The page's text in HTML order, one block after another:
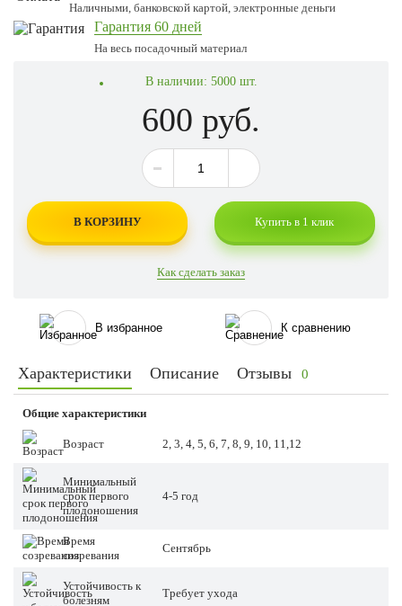
Наличными, банковской картой, электронные деньги
Гарантия 60 дней
На весь посадочный материал
В наличии: 5000 шт.
600 руб.
В КОРЗИНУ Купить в 1 клик
Как сделать заказ
В избранное К сравнению
Характеристики Описание Отзывы 0
Общие характеристики
Возраст 2, 3, 4, 5, 6, 7, 8, 9, 10, 11,12
Минимальный
срок первого
плодоношения
4-5 год
Время
созревания
Сентябрь
Устойчивость к
болезням
Требует ухода